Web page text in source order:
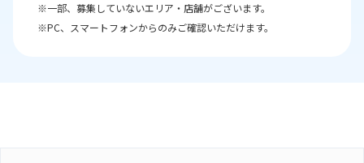
※一部、募集していないエリア・店舗がございます。
※PC、スマートフォンからのみご確認いただけます。